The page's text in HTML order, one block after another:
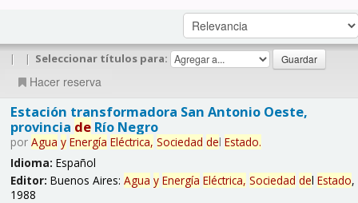
| | Seleccionar títulos para:
Hacer reserva
Estación transformadora San Antonio Oeste,
provincia deRío Negro
por Agua y Energía Eléctrica, Sociedad del Estado.
Idioma: Español
Editor: Buenos Aires: Agua y Energía Eléctrica, Sociedad del Estado,
1988